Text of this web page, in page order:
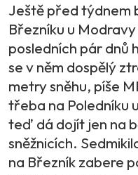
Ještě před týdnem
Březníku u
posledních pár dnů
se v něm dospělý
metry sněhu, píše
třeba na Poledníku
teď dá dojít jen na
sněžnicích.
na Březník zabere